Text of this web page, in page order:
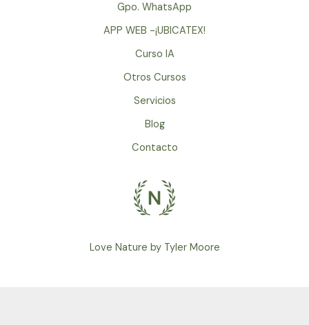
Gpo. WhatsApp
APP WEB -¡UBICATEX!
Curso IA
Otros Cursos
Servicios
Blog
Contacto
Love Nature by Tyler Moore